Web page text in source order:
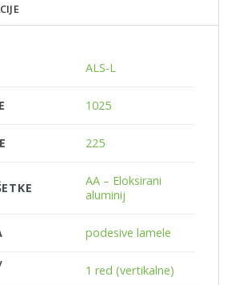
ALS-L
1025
225
AA – Eloksirani
aluminij
podesive lamele
1 red (vertikalne)